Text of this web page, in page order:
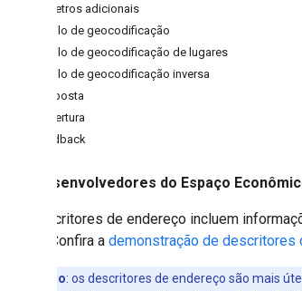
Parâmetros adicionais
Exemplo de geocodificação
Exemplo de geocodificação de lugares
Exemplo de geocodificação inversa
Resposta
Cobertura
Feedback
Desenvolvedores do Espaço
Os descritores de endereço incluem
áreas. Confira a demonstração de descritores
Observação: os descritores de endereço são mais